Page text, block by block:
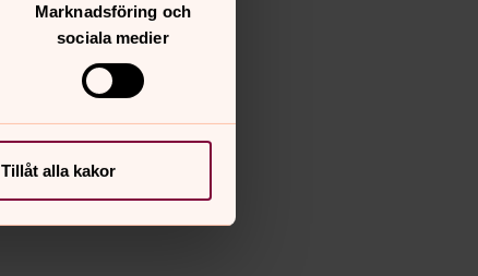
Marknadsföring och
sociala medier
Tillåt alla kakor